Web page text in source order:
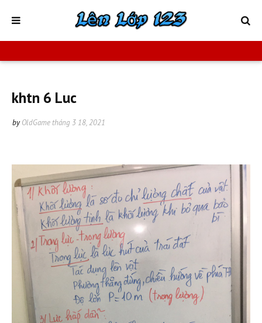
khtn 6 Luc
by OldGame tháng 3 18, 2021